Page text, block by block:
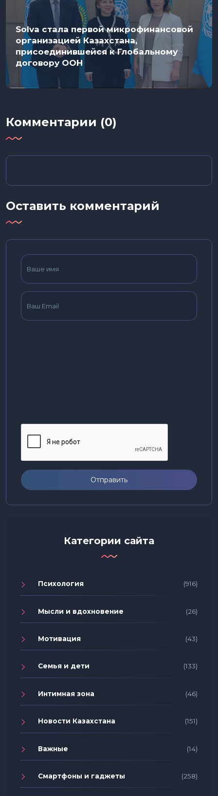
Solva стала первой микрофинансовой
организацией Казахстана,
присоединившейся к Глобальному
договору ООН
Комментарии (0)
Оставить комментарий
Отправить
Категории сайта
Психология (916)
Мысли и вдохновение (26)
Мотивация (43)
Семья и дети (133)
Интимная зона (46)
Новости Казахстана (151)
Важные (14)
Смартфоны и гаджеты (258)